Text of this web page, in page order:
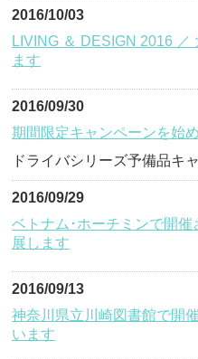
2016/10/03
LIVING ＆ DESIGN 2016
ます
2016/09/30
期間限定キャンペーンを始
ドライバシリーズ予備品キ
2016/09/29
ベトナム･ホーチミンで開
展します
2016/09/13
神奈川県立川崎図書館で開
います